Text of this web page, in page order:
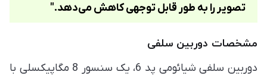
تصویر را به طور قابل توجهی کاهش می‌دهد."
مشخصات دوربین سلفی
دوربین سلفی شیائومی پد 6، یک سنسور 8 مگاپیکسلی با